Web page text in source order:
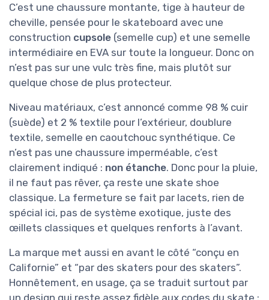
C’est une chaussure montante, tige à hauteur de
cheville, pensée pour le skateboard avec une
construction cupsole (semelle cup) et une semelle
intermédiaire en EVA sur toute la longueur. Donc on
n’est pas sur une vulc très fine, mais plutôt sur
quelque chose de plus protecteur.
Niveau matériaux, c’est annoncé comme 98 % cuir
(suède) et 2 % textile pour l’extérieur, doublure
textile, semelle en caoutchouc synthétique. Ce
n’est pas une chaussure imperméable, c’est
clairement indiqué : non étanche. Donc pour la pluie,
il ne faut pas rêver, ça reste une skate shoe
classique. La fermeture se fait par lacets, rien de
spécial ici, pas de système exotique, juste des
œillets classiques et quelques renforts à l’avant.
La marque met aussi en avant le côté “conçu en
Californie” et “par des skaters pour des skaters”.
Honnêtement, en usage, ça se traduit surtout par
un design qui reste assez fidèle aux codes du skate :